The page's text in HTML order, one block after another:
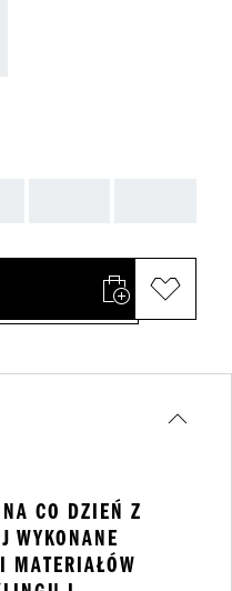
CO DZIEŃ Z
WYKONANE
MATERIAŁÓW